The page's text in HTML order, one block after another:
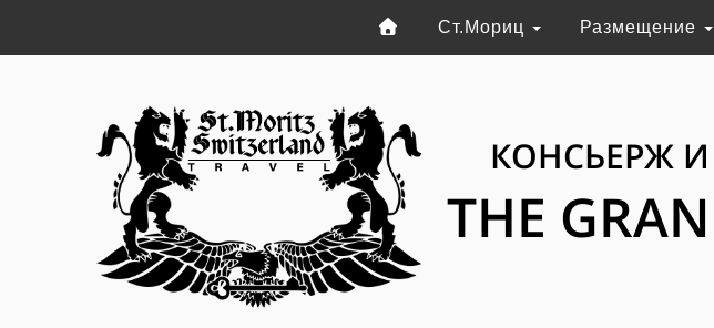
Ст.Мориц Размещение
КОНСЬЕРЖ
THE